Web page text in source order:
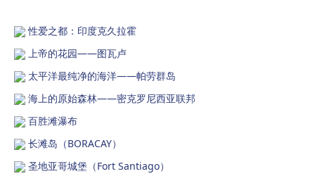
性爱之都：印度克久拉霍
上帝的花园——图瓦卢
太平洋最纯净的海洋——帕劳群岛
海上的原始森林——密克罗尼西亚联邦
百胜滩瀑布
长滩岛（BORACAY）
圣地亚哥城堡（Fort Santiago）